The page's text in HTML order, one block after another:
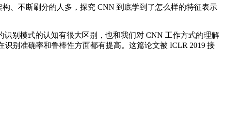
、不断刷分的人多，探究 CNN 到底学到了怎么样的特征表示
别模式的认知有很大区别，也和我们对 CNN 工作方式的理解
别准确率和鲁棒性方面都有提高。这篇论文被 ICLR 2019 接